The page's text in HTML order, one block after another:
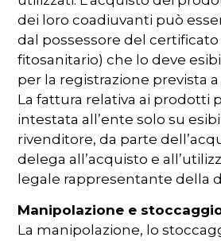
dei loro coadiuvanti può
dal possessore del
fitosanitario) che lo deve
per la registrazione prevista
La fattura relativa ai prodotti
intestata all’ente solo su
rivenditore, da parte
delega all’acquisto e
legale rappresentante della
Manipolazione e
La manipolazione, lo